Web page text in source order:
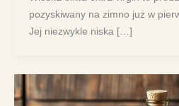
pozyskiwany na zimno już w
Jej niezwykle niska […]